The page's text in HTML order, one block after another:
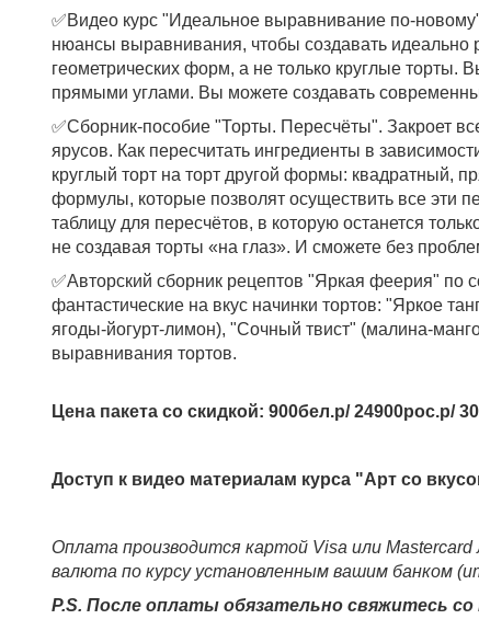
✅Видео курс "Идеальное выравнивание по-
нюансы выравнивания, чтобы создавать
геометрических форм, а не только круглые
прямыми углами. Вы можете создавать
✅Сборник-пособие "Торты. Пересчёты". Закроет
ярусов. Как пересчитать ингредиенты в
круглый торт на торт другой формы: квадратный,
формулы, которые позволят осуществить все эти
таблицу для пересчётов, в которую останется
не создавая торты «на глаз». И сможете без
✅Авторский сборник рецептов "Яркая феерия" по
фантастические на вкус начинки тортов: "Яркое
ягоды-йогурт-лимон), "Сочный твист" (малина-
выравнивания тортов.
Цена пакета со скидкой: 900бел.р/ 24900рос.р/
Доступ к видео материалам курса "Арт со
Оплата производится картой Visa или
валюта по курсу установленным вашим банком
P.S. После оплаты обязательно свяжитесь